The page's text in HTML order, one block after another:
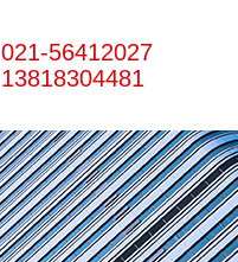
021-56412027
13818304481